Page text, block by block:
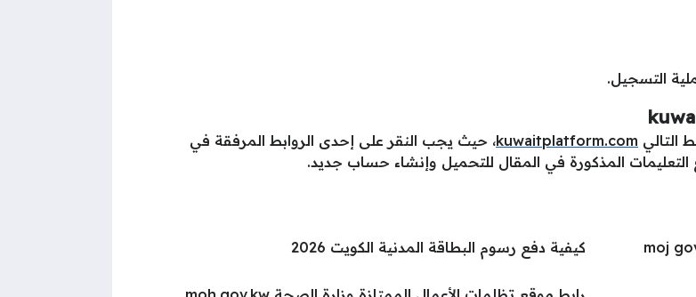
التسجيل.
التالي kuwaitplatform.com، حيث يجب النقر على إحدى الروابط المرفقة في
المذكورة في المقال للتحميل وإنشاء حساب جديد.
كيفية دفع رسوم البطاقة المدنية الكويت 2026